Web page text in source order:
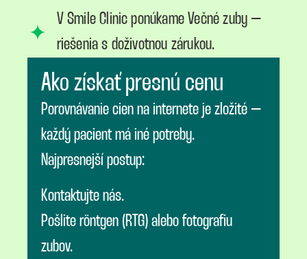
V Smile Clinic ponúkame Večné zuby –
riešenia s doživotnou zárukou.
Ako získať presnú cenu
Porovnávanie cien na internete je zložité –
každý pacient má iné potreby.
Najpresnejší postup:
Kontaktujte nás.
Pošlite röntgen (RTG) alebo fotografiu
zubov.